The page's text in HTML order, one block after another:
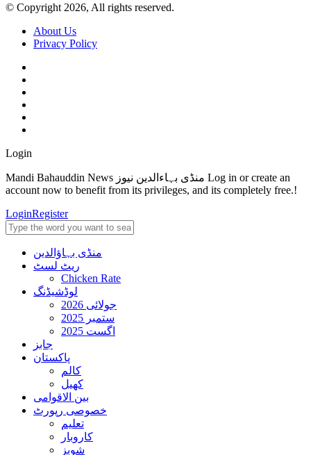
© Copyright 2026, All rights reserved.
About Us
Privacy Policy
Login
Mandi Bahauddin News منڈی بہاءالدین نیوز Log in or create an
account now to benefit from its privileges, and its completely free.!
LoginRegister
منڈی بہاؤالدین
ریٹ لسٹ
Chicken Rate
لوڈشیڈنگ
جولائی 2026
ستمبر 2025
اگست 2025
جابز
پاکستان
کالم
کھیل
بین الاقوامی
خصوصی رپورٹ
تعلیم
کاروبار
شوبز